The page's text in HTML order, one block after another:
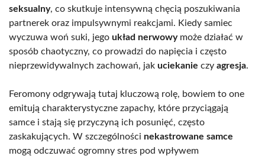
seksualny, co skutkuje intensywną chęcią poszukiwania
partnerek oraz impulsywnymi reakcjami. Kiedy samiec
wyczuwa woń suki, jego układ nerwowymoże działać w
sposób chaotyczny, co prowadzi do napięcia i często
nieprzewidywalnych zachowań, jak uciekanie czy agresja.
Feromony odgrywają tutaj kluczową rolę, bowiem to one
emitują charakterystyczne zapachy, które przyciągają
samce i stają się przyczyną ich posunięć, często
zaskakujących. W szczególności nekastrowane samce
mogą odczuwać ogromny stres pod wpływem